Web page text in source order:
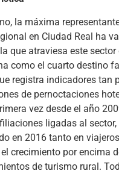
la máxima
en Ciudad Real ha
que atraviesa este
como el cuarto destino
registra indicadores tan
de pernoctaciones
vez desde el año
ligadas al sector,
en 2016 tanto en
crecimiento por encima
de turismo rural.